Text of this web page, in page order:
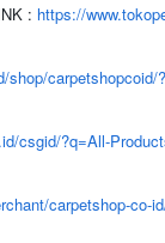
: https://
shop/
csgid/?q=All-
carpetshop-co-